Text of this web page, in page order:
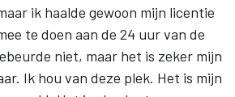
ik haalde gewoon mijn licentie
te doen aan de 24 uur van de
niet, maar het is zeker mijn
Ik hou van deze plek. Het is mijn